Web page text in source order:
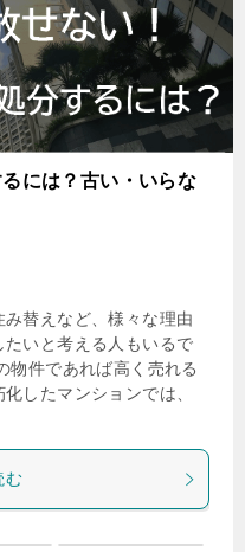
には？古い・いらな
替えなど、様々な理由
いと考える人もいるで
物件であれば高く売れる
したマンションでは、
む